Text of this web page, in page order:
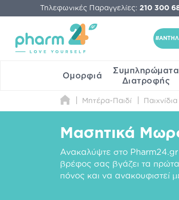
Τηλεφωνικές Παραγγελίες: 210 300
Ομορφιά
Συμπληρώματα
Διατροφής
Μητέρα-Παιδί
Μασητικά
Ανακαλύψτε στο Pharm24.gr
βρέφος σας βγάζει τα πρώτα
πόνος και να ανακουφιστεί